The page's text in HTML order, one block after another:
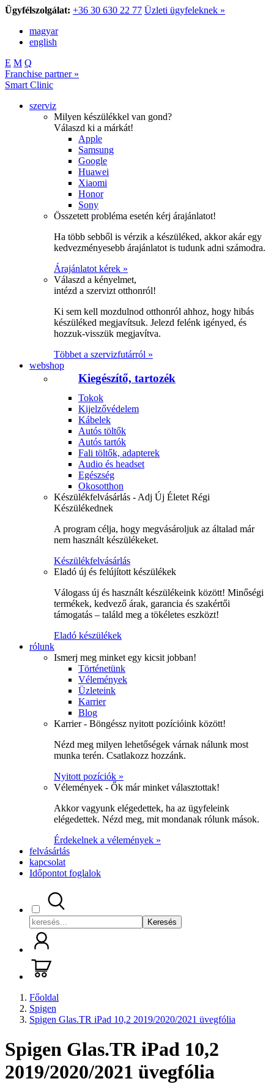
Ügyfélszolgálat: +36 30 630 22 77 Üzleti ügyfeleknek »
magyar
english
E M Q
Franchise partner »
Smart Clinic
szerviz
Milyen készülékkel van gond?
Válaszd ki a márkát!
Apple
Samsung
Google
Huawei
Xiaomi
Honor
Sony
Összetett probléma esetén kérj árajánlatot!
Ha több sebből is vérzik a készüléked, akkor akár egy
kedvezményesebb árajánlatot is tudunk adni számodra.
Árajánlatot kérek »
Válaszd a kényelmet,
intézd a szervizt otthonról!
Ki sem kell mozdulnod otthonról ahhoz, hogy hibás
készüléked megjavítsuk. Jelezd felénk igényed, és
hozzuk-visszük megjavítva.
Többet a szervizfutárról »
webshop
Kiegészítő, tartozék
Tokok
Kijelzővédelem
Kábelek
Autós töltők
Autós tartók
Fali töltők, adapterek
Audio és headset
Egészség
Okosotthon
Készülékfelvásárlás - Adj Új Életet Régi
Készülékednek
A program célja, hogy megvásároljuk az általad már
nem használt készülékeket.
Készülékfelvásárlás
Eladó új és felújított készülékek
Válogass új és használt készülékeink között! Minőségi
termékek, kedvező árak, garancia és szakértői
támogatás – találd meg a tökéletes eszközt!
Eladó készülékek
rólunk
Ismerj meg minket egy kicsit jobban!
Történetünk
Vélemények
Üzleteink
Karrier
Blog
Karrier - Böngéssz nyitott pozícióink között!
Nézd meg milyen lehetőségek várnak nálunk most
munka terén. Csatlakozz hozzánk.
Nyitott pozíciók »
Vélemények - Ők már minket választottak!
Akkor vagyunk elégedettek, ha az ügyfeleink
elégedettek. Nézd meg, mit mondanak rólunk mások.
Érdekelnek a vélemények »
felvásárlás
kapcsolat
Időpontot foglalok
Keresés
Főoldal
Spigen
Spigen Glas.TR iPad 10,2 2019/2020/2021 üvegfólia
Spigen Glas.TR iPad 10,2
2019/2020/2021 üvegfólia